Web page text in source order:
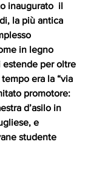
inaugurato  il
la più antica
in legno
estende per oltre
era la “via
promotore:
d’asilo in
e
studente